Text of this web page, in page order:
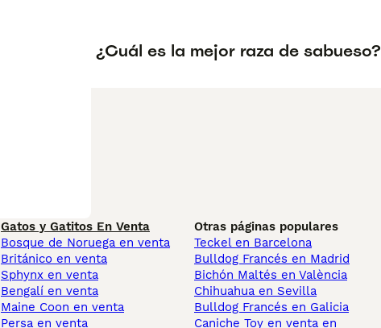
¿Cuál es la mejor raza de sabueso?
Gatos y Gatitos En Venta
Bosque de Noruega en venta
Británico en venta
Sphynx en venta
Bengalí en venta
Maine Coon en venta
Persa en venta
Otras páginas populares
Teckel en Barcelona
Bulldog Francés en Madrid
Bichón Maltés en València
Chihuahua en Sevilla
Bulldog Francés en Galicia
Caniche Toy en venta en